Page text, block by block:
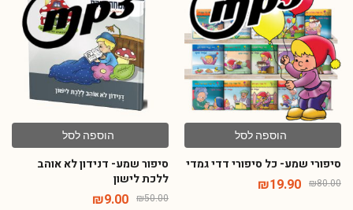
הוספה לסל
סיפורי שמע- כל סיפורי דדי גמדי
₪80.00
₪19.90
הוספה לסל
סיפור שמע- דנידון לא אוהב
ללכת לישון
₪50.00
₪9.00